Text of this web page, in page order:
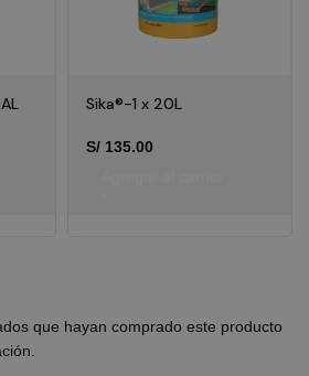
Sika®-1 x 20L
S/ 135.00
que hayan comprado este producto